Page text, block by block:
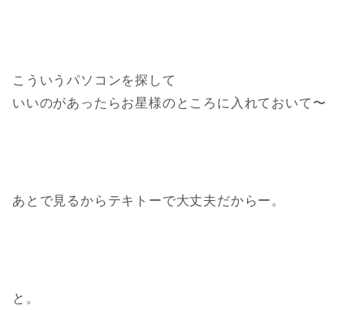
こういうパソコンを探して
いいのがあったらお星様のところに入れておいて〜
あとで見るからテキトーで大丈夫だからー。
と。